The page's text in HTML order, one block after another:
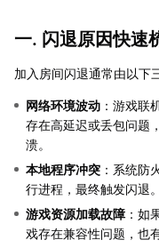
一. 闪退原因快速
加入房间闪退通常由以下
网络环境波动 ：游戏联
存在高延迟或丢包问题
溃。
本地程序冲突 ：系统防
行进程，最终触发闪退。
游戏资源加载故障 ：如
戏存在兼容性问题，也